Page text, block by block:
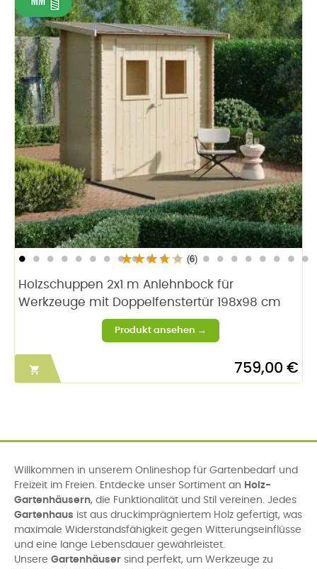
(6)
Holzschuppen 2x1 m Anlehnbock für
Werkzeuge mit Doppelfenstertür 198x98 cm
 759,00 €
Willkommen in unserem Onlineshop für Gartenbedarf und
Freizeit im Freien. Entdecke unser Sortiment an Holz-
Gartenhäusern, die Funktionalität und Stil vereinen. Jedes
Gartenhaus ist aus druckimprägniertem Holz gefertigt, was
maximale Widerstandsfähigkeit gegen Witterungseinflüsse
und eine lange Lebensdauer gewährleistet.
Unsere Gartenhäuser sind perfekt, um Werkzeuge zu